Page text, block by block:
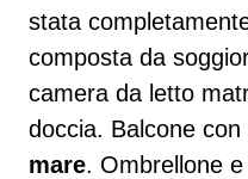
stata
composta da
camera da letto
doccia. Balcone
mare. Ombrellone